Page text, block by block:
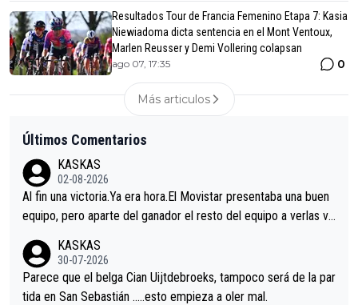
Resultados Tour de Francia Femenino Etapa 7: Kasia
Niewiadoma dicta sentencia en el Mont Ventoux,
Marlen Reusser y Demi Vollering colapsan
ago 07, 17:35 0
Más articulos
Últimos Comentarios
KASKAS
02-08-2026
Al fin una victoria.Ya era hora.El Movistar presentaba una buen
equipo, pero aparte del ganador el resto del equipo a verlas ve
s.La única buena noticia es la mejoría de Enric Más en San Seb
astian.Si en la Vuelta a Burgos sigue la mejoría, podríamos ten
er alguna sorpresa en la Vuelta.Ojalá.
KASKAS
30-07-2026
Parece que el belga Cian Uijtdebroeks, tampoco será de la par
tida en San Sebastián …..esto empieza a oler mal.